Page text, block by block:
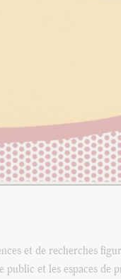
et de recherches
public et les espaces de